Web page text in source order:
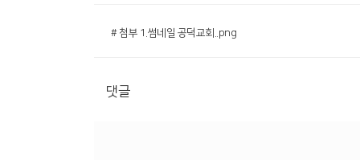
# 첨부 1.썸네일 공덕교회..png
댓글